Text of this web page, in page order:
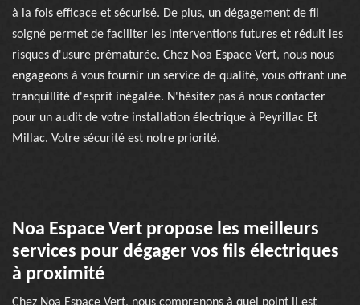
à la fois efficace et sécurisé. De plus, un dégagement de fil
soigné permet de faciliter les interventions futures et réduit les
risques d'usure prématurée. Chez Noa Espace Vert, nous nous
engageons à vous fournir un service de qualité, vous offrant une
tranquillité d'esprit inégalée. N'hésitez pas à nous contacter
pour un audit de votre installation électrique à Peyrillac Et
Millac. Votre sécurité est notre priorité.
Noa Espace Vert propose les meilleurs
services pour dégager vos fils électriques
à proximité